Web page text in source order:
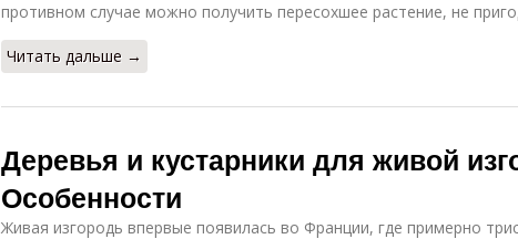
противном случае можно получить пересохшее растение, не
Читать дальше →
Деревья и кустарники для живой
Особенности
Живая изгородь впервые появилась во Франции, где примерно